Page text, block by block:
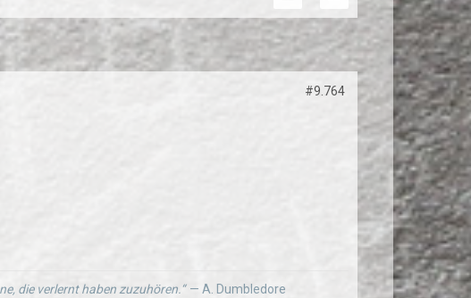
#9.764
die verlernt haben zuzuhören.“ — A. Dumbledore